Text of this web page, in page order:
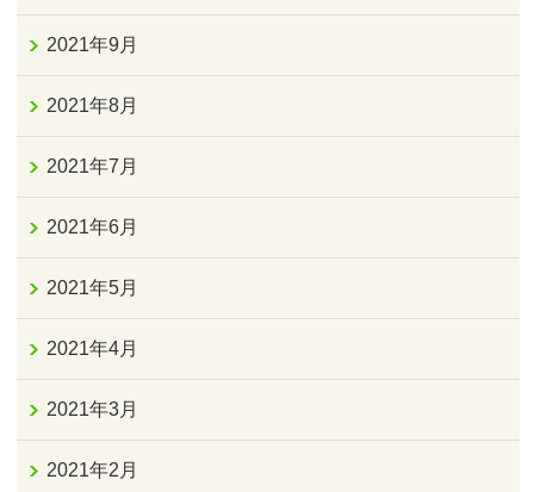
2021年9月
2021年8月
2021年7月
2021年6月
2021年5月
2021年4月
2021年3月
2021年2月